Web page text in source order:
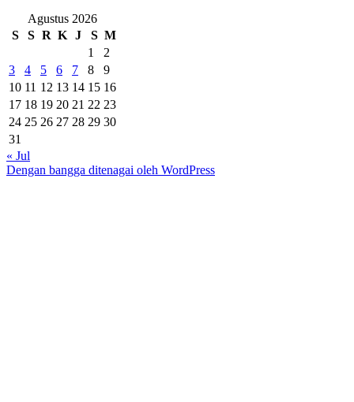
Agustus 2026
S
S R K J S M
1
2
3
4 5 6 7 8
9
10 11 12 13 14 15 16
17 18 19 20 21 22 23
24 25 26 27 28 29 30
31
« Jul
Dengan bangga ditenagai oleh WordPress